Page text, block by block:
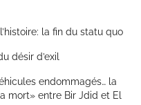
la fin du statu quo
désir d’exil
endommagés… la
mort» entre Bir Jdid et El